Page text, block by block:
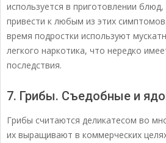
используется в приготовлении
привести к любым из этих
время подростки используют
легкого наркотика, что нередко
последствия.
7. Грибы. Съедобные и
Грибы считаются деликатесом во
их выращивают в коммерческих